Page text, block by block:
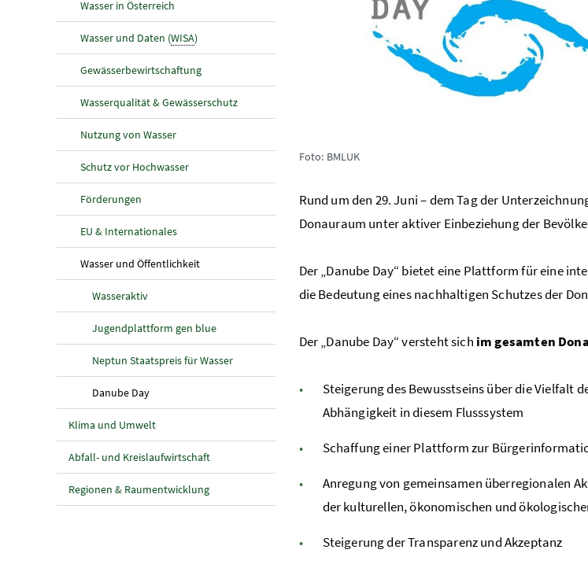
Wasser in Österreich
Wasser und Daten (WISA)
Gewässerbewirtschaftung
Wasserqualität & Gewässerschutz
Nutzung von Wasser
Schutz vor Hochwasser
Förderungen
EU & Internationales
Wasser und Öffentlichkeit(aktuelle Seite)
Wasseraktiv
Jugendplattform gen blue
Neptun Staatspreis für Wasser
Danube Day(aktuelle Seite)
Klima und Umwelt
Abfall- und Kreislaufwirtschaft
Regionen & Raumentwicklung
Foto: BMLUK
Rund um den 29. Juni – dem Tag der
Donauraum unter aktiver Einbeziehung der
Der „Danube Day“ bietet eine Plattform für eine
die Bedeutung eines nachhaltigen Schutzes der
Der „Danube Day“ versteht sich im gesamten
Steigerung des Bewusstseins über die Vielfalt
Abhängigkeit in diesem Flusssystem
Schaffung einer Plattform zur
Anregung von gemeinsamen überregionalen
der kulturellen, ökonomischen und
Steigerung der Transparenz und Akzeptanz